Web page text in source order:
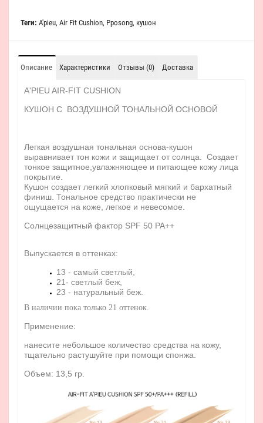
Теги: A'pieu, Air Fit Cushion, Pposong, кушон
Описание Характеристики Отзывы (0) Доставка
A'PIEU AIR-FIT CUSHION
КУШОН C ВОЗДУШНОЙ ТОНАЛЬНОЙ ОСНОВОЙ
Легкая воздушная тональная основа-кушон
выравнивает тон кожи и защищает от солнца. Создает
тонкое защитное,увлажняющее и питающее кожу лица
покрытие.
Кушон создает легкий хлопковый мягкий и бархатный
финиш. Тональное средство практически не
ощущается на коже, легкое и невесомое.
Солнцезащитный фактор SPF 50 PA++
Выпускается в оттенках:
13 - самый светлый,
21- светлый беж,
23 - натуральный беж.
В наличии пока только 21 оттенок.
Применение:
нанесите небольшое количество средства на кожу,
тщательно растушуйте при помощи спонжа.
Объем: 13,5 гр.